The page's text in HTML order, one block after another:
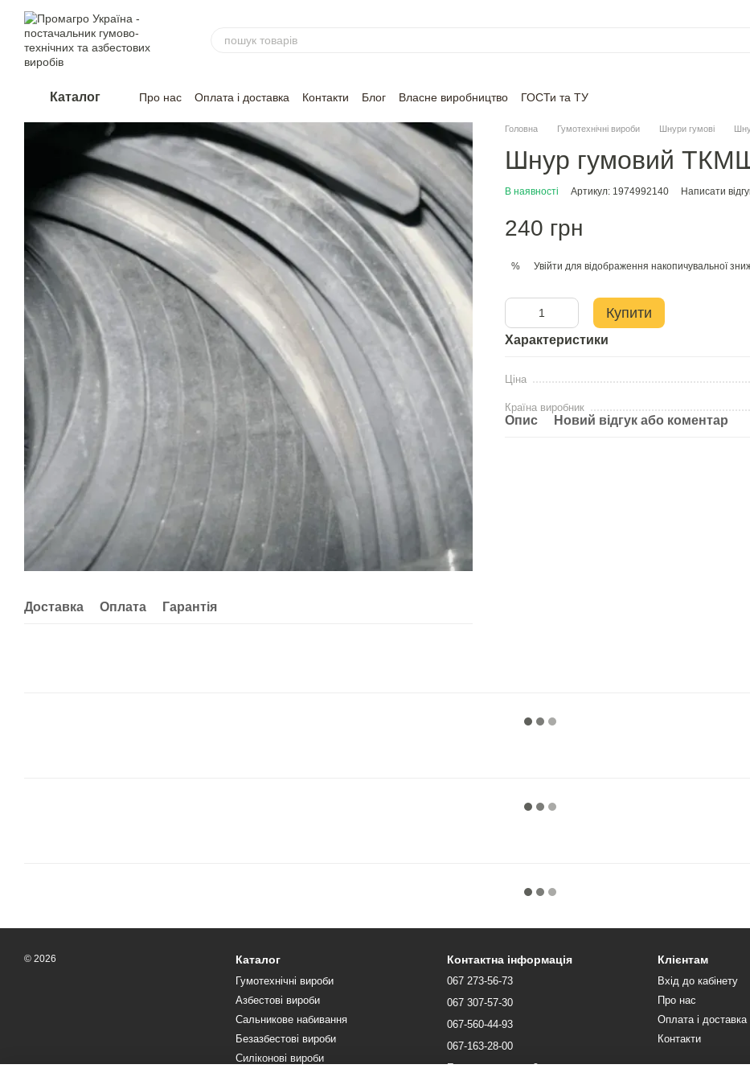
Перейти до основного контенту
Каталог Про нас Оплата і доставка Контакти Блог Власне виробництво ГОСТи та ТУ
Доставка Оплата Гарантія
Головна Гумотехнічні вироби Шнури гумові
Шнур гумовий
В наявності Артикул: 1974992140 Написати
240 грн
% Увійти для відображення накопичувальної
Купити
Характеристики
Ціна
Країна виробник
Опис Новий відгук або коментар
© 2026 Каталог
Гумотехнічні вироби
Азбестові вироби
Сальникове набивання
Безазбестові вироби
Силіконові вироби
Контактна інформація
067 273-56-73
067 307-57-30
067-560-44-93
067-163-28-00
Передзвонити вам?
Клієнтам
Вхід до кабінету
Про нас
Оплата і доставка
Контакти